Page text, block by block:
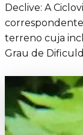
Declive: A
terreno cuja
Grau de